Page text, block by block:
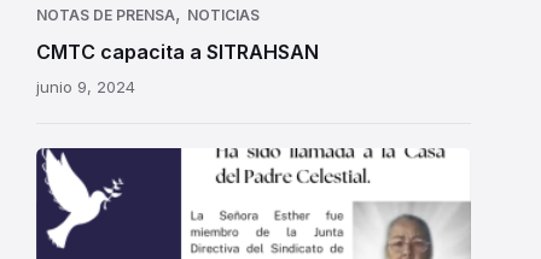
NOTAS DE PRENSA, NOTICIAS
CMTC capacita a SITRAHSAN
junio 9, 2024